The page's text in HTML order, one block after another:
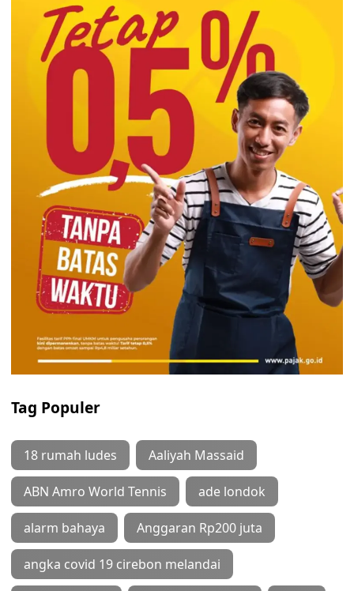
Tag Populer
18 rumah ludes Aaliyah Massaid
ABN Amro World Tennis ade londok
alarm bahaya Anggaran Rp200 juta
angka covid 19 cirebon melandai